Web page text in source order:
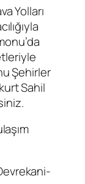
Yolları
Şehirler
Sahil